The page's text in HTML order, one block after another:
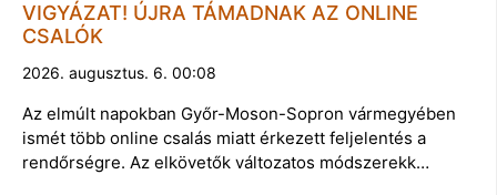
VIGYÁZAT! ÚJRA TÁMADNAK AZ ONLINE
CSALÓK
2026. augusztus. 6. 00:08
Az elmúlt napokban Győr-Moson-Sopron vármegyében
ismét több online csalás miatt érkezett feljelentés a
rendőrségre. Az elkövetők változatos módszerekk…